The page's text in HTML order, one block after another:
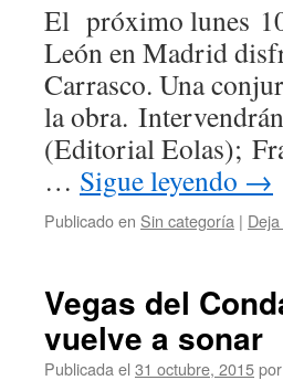
El próximo lunes
León en Madrid
Carrasco. Una
la obra.
(Editorial Eolas);
… Sigue leyendo →
Publicado en Sin categoría |
Vegas del
vuelve a sonar
Publicada el 31 octubre, 2015por